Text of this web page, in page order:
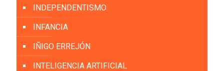
INDEPENDENTISMO
INFANCIA
IÑIGO ERREJÓN
INTELIGENCIA ARTIFICIAL